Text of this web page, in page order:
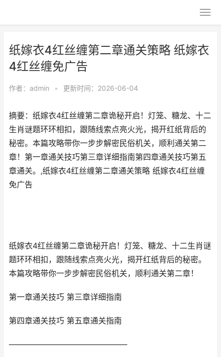
纸嫁衣4红丝缠第二章通关策略 纸嫁衣
4红丝缠免广告
作者： admin • 更新时间：2026-06-04
摘要：纸嫁衣4红丝缠第二章诡秘开启！灯笼、糖龙、十二
生肖谜题环环相扣，跟随线索点亮火光，揭开红纸背后的
秘密。本篇攻略带你一步步解密民俗机关，顺利通关第二
章！第一章通关技巧第三章详细指南第四章通关技巧第五
章通关。,纸嫁衣4红丝缠第二章通关策略 纸嫁衣4红丝缠
免广告
纸嫁衣4红丝缠第二章诡秘开启！灯笼、糖龙、十二生肖谜
题环环相扣，跟随线索点亮火光，揭开红纸背后的秘密。
本篇攻略带你一步步解密民俗机关，顺利通关第二章！
第一章通关技巧 第三章详细指南
第四章通关技巧 第五章通关指南
———————————————